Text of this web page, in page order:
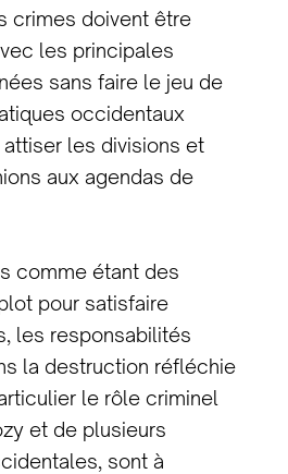
crimes doivent être
les principales
sans faire le jeu de
occidentaux
les divisions et
aux agendas de
comme étant des
pour satisfaire
les responsabilités
la destruction réfléchie
le rôle criminel
et de plusieurs
sont à